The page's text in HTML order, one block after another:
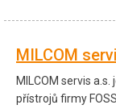
MILCOM
MILCOM servis
přístrojů firmy